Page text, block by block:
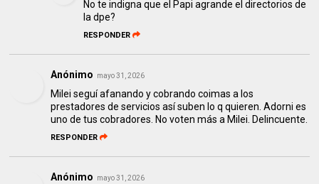
No te indigna que el Papi agrande el directorios de
la dpe?
RESPONDER
Anónimo mayo 31, 2026
Milei seguí afanando y cobrando coimas a los
prestadores de servicios así suben lo q quieren. Adorni es
uno de tus cobradores. No voten más a Milei. Delincuente.
RESPONDER
Anónimo mayo 31, 2026